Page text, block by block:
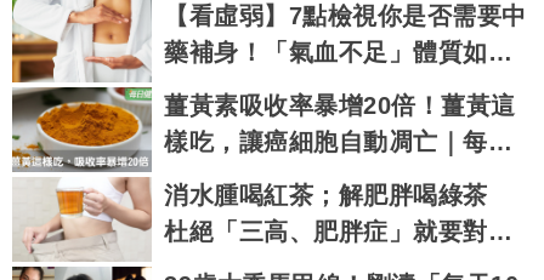
【看虛弱】7點檢視你是否需要中
藥補身！「氣血不足」體質如何
進行調整？
薑黃素吸收率暴增20倍！薑黃這
樣吃，讓癌細胞自動凋亡｜每日
健康 Health
消水腫喝紅茶；解肥胖喝綠茶
杜絕「三高、肥胖症」就要對症
喝茶